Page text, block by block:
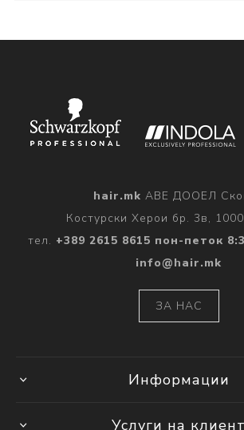
hair.mk АВЕ ДООЕЛ
Костурски Херои бр. 3в,
тел. +389 2615 8615 пон-петок
info@hair.mk
ЗА НАС
Информации
Услуги на клиент